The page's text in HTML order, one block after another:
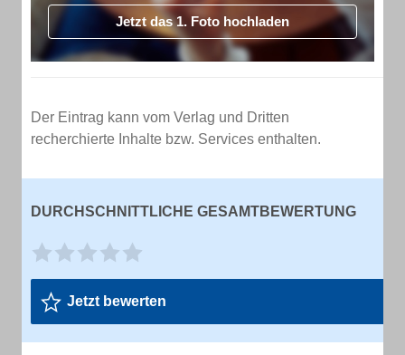
Jetzt das 1. Foto hochladen
Der Eintrag kann vom Verlag und Dritten
recherchierte Inhalte bzw. Services enthalten.
DURCHSCHNITTLICHE GESAMTBEWERTUNG
Jetzt bewerten